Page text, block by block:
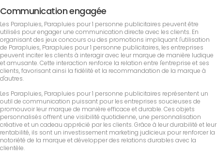
Communication engagée
Les Parapluies, Parapluies pour 1 personne publicitaires peuvent être
utilisés pour engager une communication directe avec les clients. En
organisant des jeux concours ou des promotions impliquant l'utilisation
de Parapluies, Parapluies pour 1 personne publicitaires, les entreprises
peuvent inciter les clients à interagir avec leur marque de manière ludique
et amusante. Cette interaction renforce la relation entre l'entreprise et ses
clients, favorisant ainsi la fidélité et la recommandation de la marque à
d'autres.
Les Parapluies, Parapluies pour 1 personne publicitaires représentent un
outil de communication puissant pour les entreprises soucieuses de
promouvoir leur marque de manière efficace et durable. Ces objets
personnalisés offrent une visibilité quotidienne, une personnalisation
créative et un cadeau apprécié par les clients. Grâce à leur durabilité et leur
rentabilité, ils sont un investissement marketing judicieux pour renforcer la
notoriété de la marque et développer des relations durables avec la
clientèle.